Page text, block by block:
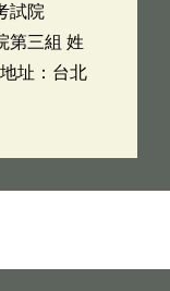
試院
第三組 姓
址：台北